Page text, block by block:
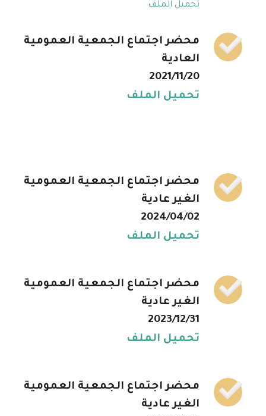
تحميل الملف
محضر اجتماع الجمعية العمومية
العادية
2021/11/20
تحميل الملف
محضر اجتماع الجمعية العمومية
الغير عادية
2024/04/02
تحميل الملف
محضر اجتماع الجمعية العمومية
الغير عادية
2023/12/31
تحميل الملف
محضر اجتماع الجمعية العمومية
الغير عادية